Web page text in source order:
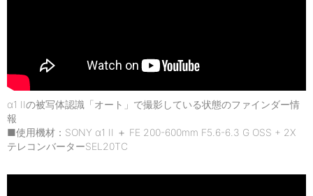
α1 IIの被写体認識「オート」で撮影している状態のファインダー情
報
■使用機材：SONY α1 II ＋ FE 200-600mm F5.6-6.3 G OSS + 2X
テレコンバーターSEL20TC